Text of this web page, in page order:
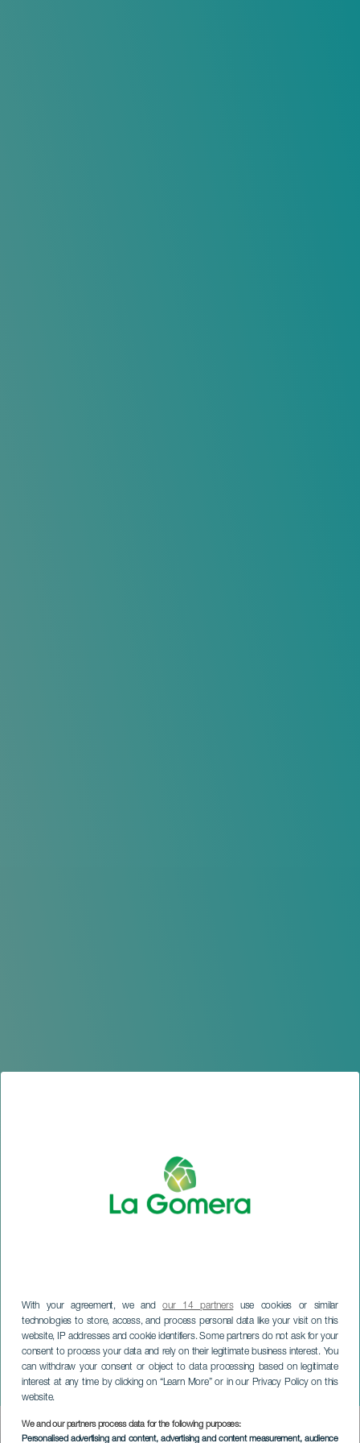
With your agreement, we andour 14 partnersuse cookies or similar
technologies to store, access, and process personal data like your visit on this
website, IP addresses and cookie identifiers. Some partners do not ask for your
consent to process your data and rely on their legitimate business interest. You
can withdraw your consent or object to data processing based on legitimate
interest at any time by clicking on “Learn More” or in our Privacy Policy on this
website.
We and our partners process data for the following purposes:
Personalised advertising and content, advertising and content measurement, audience
Nyårsaftonfest
LA GOMERA
Imagen